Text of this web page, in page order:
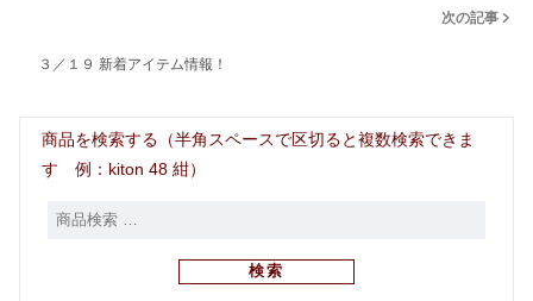
次の記事
３／１９ 新着アイテム情報！
商品を検索する（半角スペースで区切ると複数検索できま
す 例：kiton 48 紺）
検索